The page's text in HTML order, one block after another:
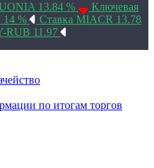
13.84 %
Ключевая
14 %
Ставка MIACR 13.78
RUB 11.97
по итогам торгов